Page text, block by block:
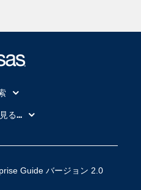
Guide バージョン 2.0
SAS
ぶ理由
ビリティ
る...
ピューティング